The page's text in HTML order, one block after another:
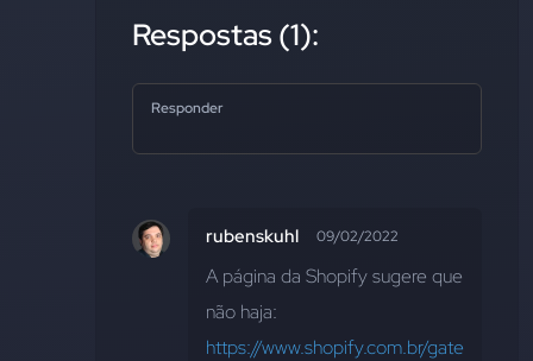
Respostas (1):
Responder
rubenskuhl 09/02/2022
A página da Shopify sugere que
não haja:
https://www.shopify.com.br/gate